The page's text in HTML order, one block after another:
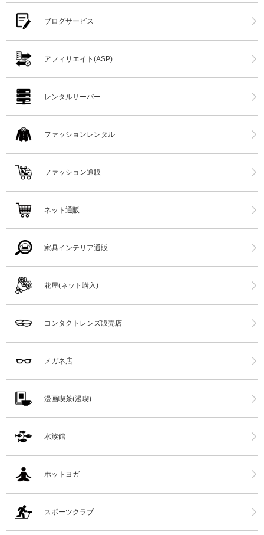
ブログサービス
アフィリエイト(ASP)
レンタルサーバー
ファッションレンタル
ファッション通販
ネット通販
家具インテリア通販
花屋(ネット購入)
コンタクトレンズ販売店
メガネ店
漫画喫茶(漫喫)
水族館
ホットヨガ
スポーツクラブ